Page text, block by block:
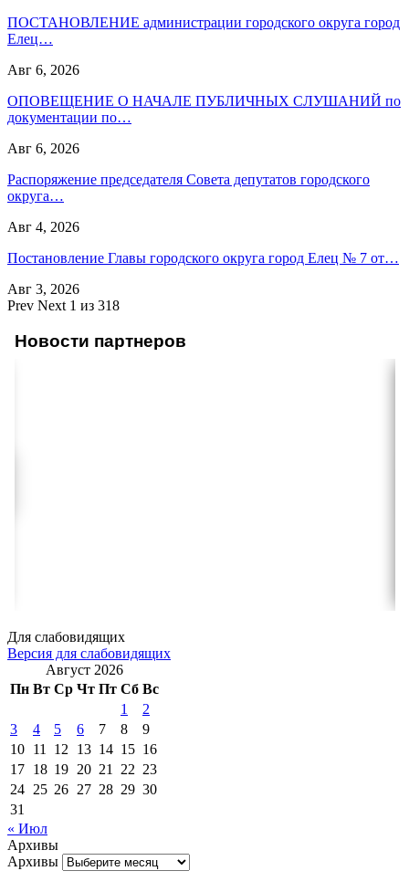
ПОСТАНОВЛЕНИЕ администрации городского округа город
Елец…
Авг 6, 2026
ОПОВЕЩЕНИЕ О НАЧАЛЕ ПУБЛИЧНЫХ СЛУШАНИЙ по
документации по…
Авг 6, 2026
Распоряжение председателя Совета депутатов городского
округа…
Авг 4, 2026
Постановление Главы городского округа город Елец № 7 от…
Авг 3, 2026
Prev Next 1 из 318
Новости партнеров
Для слабовидящих
Версия для слабовидящих
Август 2026
Пн Вт Ср Чт Пт Сб Вс
1
2
3
4 5 6 7 8
9
10 11 12 13 14 15 16
17 18 19 20 21 22 23
24 25 26 27 28 29 30
31
« Июл
Архивы
Архивы